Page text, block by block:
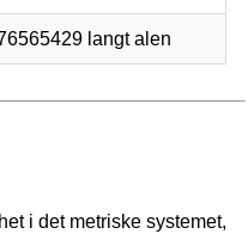
langt alen
i det metriske systemet,